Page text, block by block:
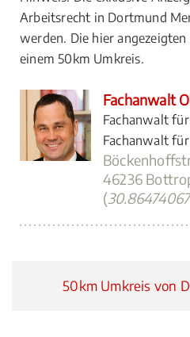
Arbeitsrecht in Dortmund
werden. Die hier
einem 50km Umkreis.
Fachanwalt
Fachanwalt
Fachanwalt
46236
(
50km Umkreis von